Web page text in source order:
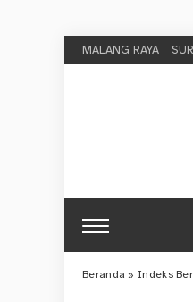
MALANG RAYA
Beranda »Indeks